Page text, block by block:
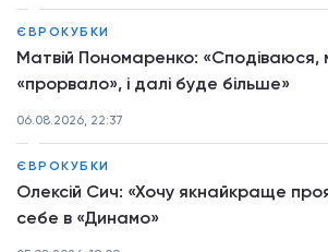
ЄВРОКУБКИ
Матвій Пономаренко: «Сподіваюся,
«прорвало», і далі буде більше»
06.08.2026, 22:37
ЄВРОКУБКИ
Олексій Сич: «Хочу якнайкраще
себе в «Динамо»